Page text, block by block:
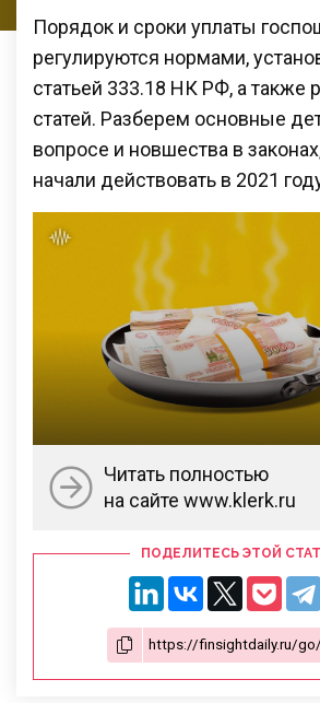
Порядок и сроки уплаты
регулируются нормами,
статьей 333.18 НК РФ, а также
статей. Разберем основные
вопросе и новшества в
начали действовать в 2021
Читать полностью
на сайте www.klerk.ru
ПОДЕЛИТЕСЬ ЭТОЙ